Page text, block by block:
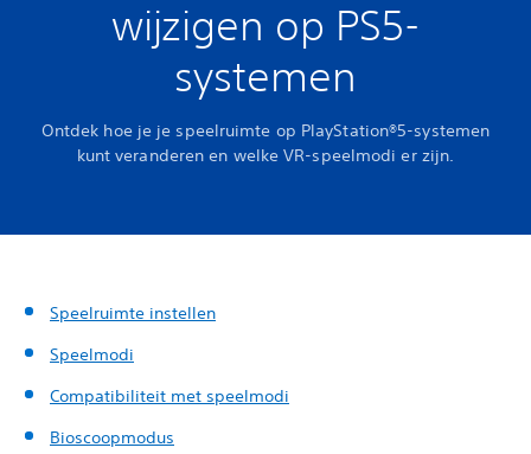
wijzigen op PS5-
systemen
Ontdek hoe je je speelruimte op PlayStation®5-systemen
kunt veranderen en welke VR-speelmodi er zijn.
Speelruimte instellen
Speelmodi
Compatibiliteit met speelmodi
Bioscoopmodus